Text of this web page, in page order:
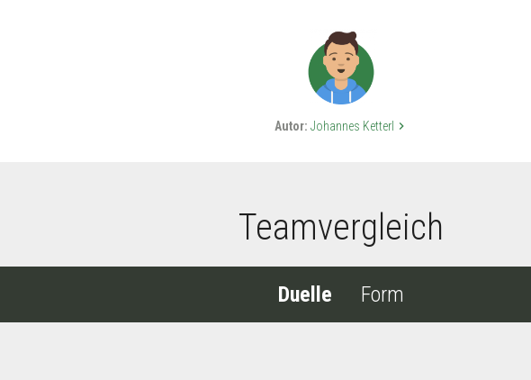
Autor: Johannes Ketterl keyboard_arrow_right
Teamvergleich
Duelle Form